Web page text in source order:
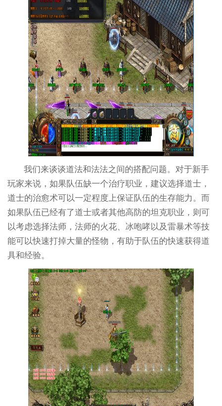
我们来谈谈道法和法法之间的搭配问题。对于新手
玩家来说，如果队伍缺一个治疗职业，建议选择道士，
道士的治愈术可以一定程度上保证队伍的生存能力。而
如果队伍已经有了道士或者其他高防的坦克职业，则可
以考虑选择法师，法师的火花、冰咆哮以及雷暴术等技
能可以快速打掉大量的怪物，有助于队伍的快速获得道
具和经验。